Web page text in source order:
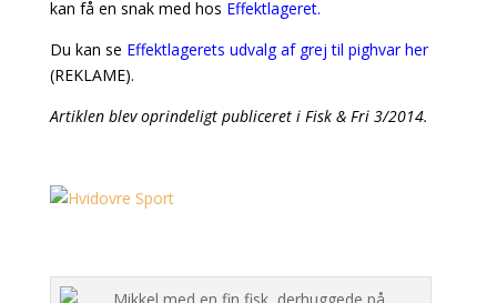
kan få en snak med hos Effektlageret.
Du kan se Effektlagerets udvalg af grej til pighvar her
(REKLAME).
Artiklen blev oprindeligt publiceret i Fisk & Fri 3/2014.